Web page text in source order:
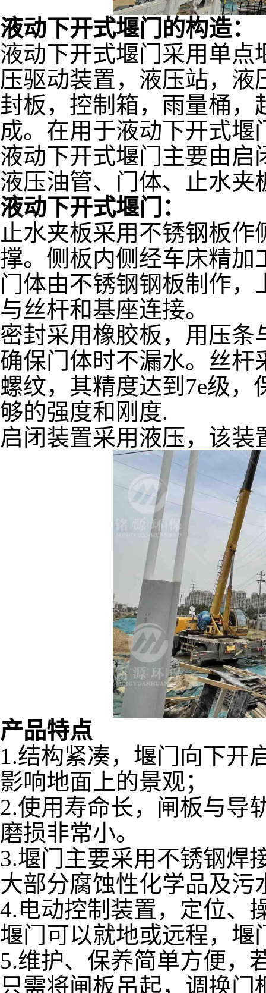
液动下开式堰门的构造：
液动下开式堰门采用单
压驱动装置，液压站，
封板，控制箱，雨量桶，
成。在用于液动下开式堰
液动下开式堰门主要由
液压油管、门体、止水夹
液动下开式堰门：
止水夹板采用不锈钢板
撑。侧板内侧经车床精加
门体由不锈钢钢板制作
与丝杆和基座连接。
密封采用橡胶板，用压条
确保门体时不漏水。丝杆
螺纹，其精度达到 7e级，
够的强度和刚度.
启闭装置采用液压，该
产品特点
1.结构紧凑，堰门向下开
影响地面上的景观；
2.使用寿命长，闸板与导
磨损非常小。
3.堰门主要采用不锈钢焊
大部分腐蚀性化学品及污
4.电动控制装置，定位、
堰门可以就地或远程，堰
5.维护、保养简单方便，
只需将闸板吊起，调换